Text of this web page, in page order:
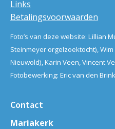
Links
Betalingsvoorwaarden
Foto’s van deze website: Lillian
Steinmeyer orgelzoektocht),
Nieuwold), Karin Veen, Vincent
Fotobewerking: Eric van den
Contact
Mariakerk